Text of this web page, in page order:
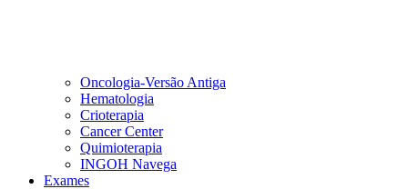
Oncologia-Versão Antiga
Hematologia
Crioterapia
Cancer Center
Quimioterapia
INGOH Navega
Exames